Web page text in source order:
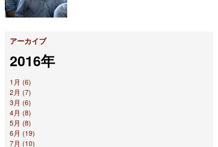
アーカイブ
2016年
1月 (6)
2月 (7)
3月 (6)
4月 (8)
5月 (8)
6月 (19)
7月 (10)